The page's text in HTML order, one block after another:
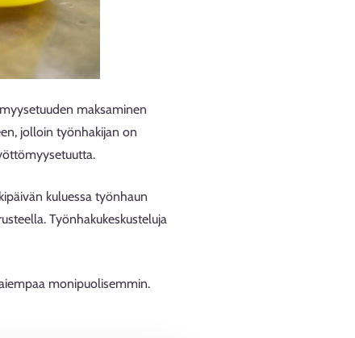
maksaminen
jolloin työnhakijan on
kuluessa työnhaun
Työnhakukeskusteluja
monipuolisemmin.